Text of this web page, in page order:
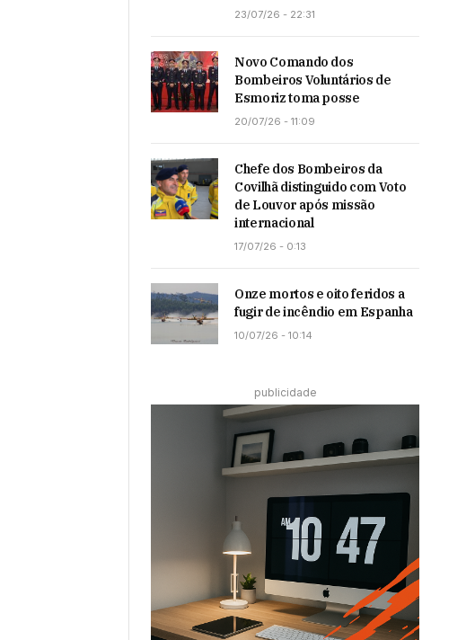
23/07/26 - 22:31
Novo Comando dos
Bombeiros Voluntários de
Esmoriz toma posse
20/07/26 - 11:09
Chefe dos Bombeiros da
Covilhã distinguido com Voto
de Louvor após missão
internacional
17/07/26 - 0:13
Onze mortos e oito feridos a
fugir de incêndio em Espanha
10/07/26 - 10:14
publicidade